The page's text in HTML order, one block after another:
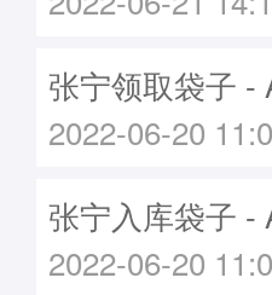
张宁领取袋子 -
2022-06-20
张宁入库袋子 -
2022-06-20